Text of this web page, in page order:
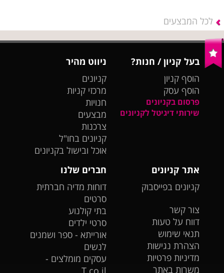
לכל המבצעים
בעל קניון / חנות?
הוסף קניון
הוסף עסק
פרסום בקניונים
שירותי דיגיטל לקניונים
ניווט מהיר
קניונים
מרכזי קניות
חנויות
מבצעים
צרכנות
קניונים בחו"ל
אוכל ובישול בקניונים
אתר קניונים
קניונים בפייסבוק
צור קשר
דווח על טעות
תנאי שימוש
הצהרת נגישות
מדיניות פרטיות
משרות באתר
חברים שלנו
דוחות מדיה חברתית
סרטים
בתי קולנוע
סרטי ילדים
אורייתא - ספר ושמנים
לנשים
עסקים מומלצים -
T.co.il